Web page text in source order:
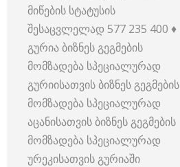
მიწების სტატუსის
შესაცვლელად 577 235 400 ♦
გურია ბიზნეს გეგმების
მომზადება სპეციალურად
გურიისათვის ბიზნეს გეგმების
მომზადება სპეციალურად
აცანისათვის ბიზნეს გეგმების
მომზადება სპეციალურად
ურეკისათვის გურიაში